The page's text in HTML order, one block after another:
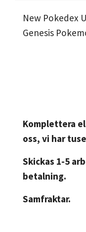
New Pokedex
Genesis
Komplettera
oss, vi har
Skickas 1-5
betalning.
Samfraktar.